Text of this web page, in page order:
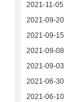
2021-11-05
2021-09-20
2021-09-15
2021-09-08
2021-09-03
2021-06-30
2021-06-10